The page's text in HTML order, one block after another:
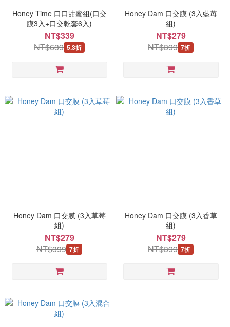
Honey Time 口口甜蜜組(口交
膜3入+口交乾套6入)
NT$339
NT$639 5.3折
Honey Dam 口交膜 (3入藍苺
組)
NT$279
NT$399 7折
Honey Dam 口交膜 (3入草莓
組)
NT$279
NT$399 7折
Honey Dam 口交膜 (3入香草
組)
NT$279
NT$399 7折